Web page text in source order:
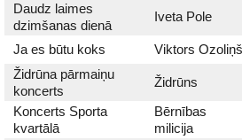
Daudz laimes
dzimšanas dienā
Iveta Pole
Ja es būtu koks Viktors Ozoliņš
Židrūna pārmaiņu
koncerts
Židrūns
Koncerts Sporta
kvartālā
Bērnības
milicija